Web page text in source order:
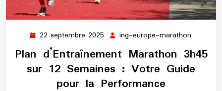
22 septembre 2025 22
septembre
2025
ing-europe-marathon
europe-
Plan d’Entraînement Marathon 3h45
sur 12 Semaines : Votre Guide
pour la Performance